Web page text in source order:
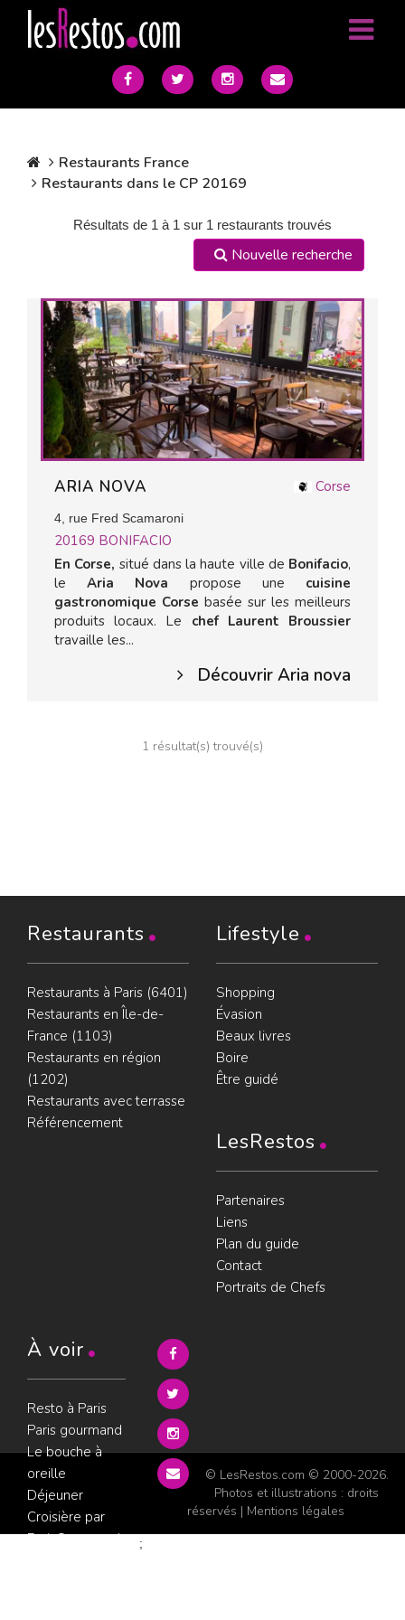
Restaurants France
Restaurants dans le CP 20169
Résultats de 1 à 1 sur 1 restaurants trouvés
Nouvelle recherche
Corse
ARIA NOVA
4, rue Fred Scamaroni
20169 BONIFACIO
En Corse, situé dans la haute ville de Bonifacio,
leAria Nova propose une cuisine
gastronomique Corse basée sur les meilleurs
produits locaux. Le chef Laurent Broussier
travaille les...
Découvrir Aria nova
1 résultat(s) trouvé(s)
Restaurants
Restaurants à Paris (6401)
Restaurants en Île-de-
France (1103)
Restaurants en région
(1202)
Restaurants avec terrasse
Référencement
Lifestyle
Shopping
Évasion
Beaux livres
Boire
Être guidé
LesRestos
Partenaires
Liens
Plan du guide
Contact
Portraits de Chefs
À voir
Resto à Paris
Paris gourmand
Le bouche à
oreille
Déjeuner
Croisière par
ParisGourmand
© LesRestos.com © 2000-2026.
Photos et illustrations : droits
réservés | Mentions légales
;